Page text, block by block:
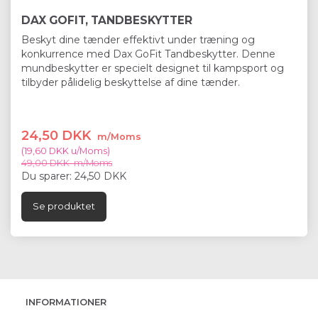
DAX GOFIT, TANDBESKYTTER
Beskyt dine tænder effektivt under træning og
konkurrence med Dax GoFit Tandbeskytter. Denne
mundbeskytter er specielt designet til kampsport og
tilbyder pålidelig beskyttelse af dine tænder.
24,50 DKK m/Moms
(19,60 DKK u/Moms)
49,00 DKKm/Moms
Du sparer: 24,50 DKK
Se produktet
INFORMATIONER